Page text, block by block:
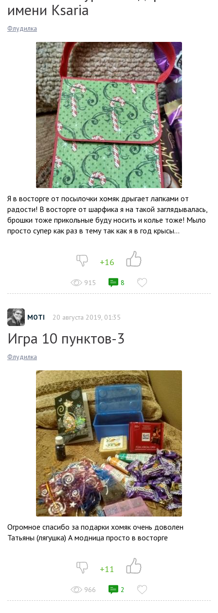
имени Ksaria
Флудилка
Я в восторге от посылочки хомяк дрыгает лапками от
радости! В восторге от шарфика я на такой заглядывалась,
брошки тоже прикольные буду носить и колье тоже! Мыло
просто супер как раз в тему так как я в год крысы...
+16
915 8
MOTI 20 августа 2019, 01:35
Игра 10 пунктов-3
Флудилка
Огромное спасибо за подарки хомяк очень доволен
Татьяны (лягушка) А модница просто в восторге
+11
966 2